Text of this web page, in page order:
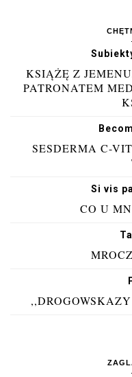
KSIĄŻĘ Z
PATRONATEM
SESDERMA C-
Si vis
CO U